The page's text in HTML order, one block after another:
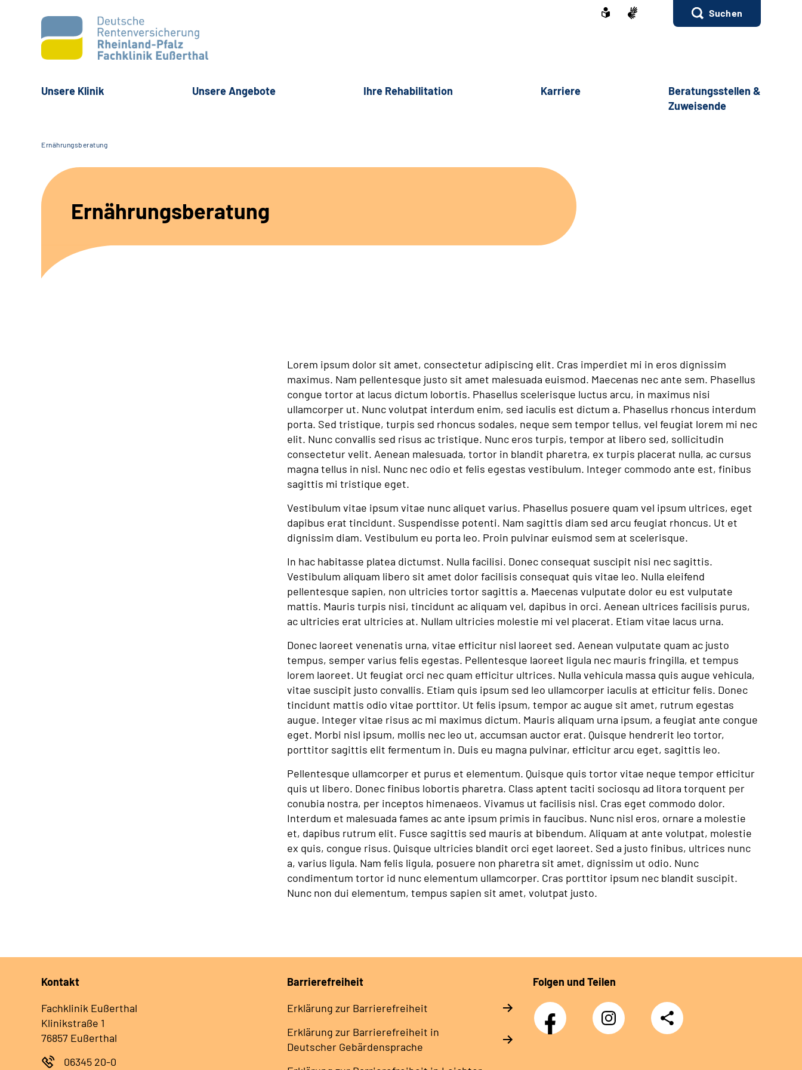
Suchen
Unsere Klinik Unsere Angebote Ihre Rehabilitation Karriere
Beratungsstellen &
Zuweisende
Ernährungsberatung
Ernährungsberatung
Lorem ipsum dolor sit amet, consectetur adipiscing elit. Cras imperdiet mi in eros dignissim
maximus. Nam pellentesque justo sit amet malesuada euismod. Maecenas nec ante sem. Phasellus
congue tortor at lacus dictum lobortis. Phasellus scelerisque luctus arcu, in maximus nisi
ullamcorper ut. Nunc volutpat interdum enim, sed iaculis est dictum a. Phasellus rhoncus interdum
porta. Sed tristique, turpis sed rhoncus sodales, neque sem tempor tellus, vel feugiat lorem mi nec
elit. Nunc convallis sed risus ac tristique. Nunc eros turpis, tempor at libero sed, sollicitudin
consectetur velit. Aenean malesuada, tortor in blandit pharetra, ex turpis placerat nulla, ac cursus
magna tellus in nisl. Nunc nec odio et felis egestas vestibulum. Integer commodo ante est, finibus
sagittis mi tristique eget.
Vestibulum vitae ipsum vitae nunc aliquet varius. Phasellus posuere quam vel ipsum ultrices, eget
dapibus erat tincidunt. Suspendisse potenti. Nam sagittis diam sed arcu feugiat rhoncus. Ut et
dignissim diam. Vestibulum eu porta leo. Proin pulvinar euismod sem at scelerisque.
In hac habitasse platea dictumst. Nulla facilisi. Donec consequat suscipit nisi nec sagittis.
Vestibulum aliquam libero sit amet dolor facilisis consequat quis vitae leo. Nulla eleifend
pellentesque sapien, non ultricies tortor sagittis a. Maecenas vulputate dolor eu est vulputate
mattis. Mauris turpis nisi, tincidunt ac aliquam vel, dapibus in orci. Aenean ultrices facilisis purus,
ac ultricies erat ultricies at. Nullam ultricies molestie mi vel placerat. Etiam vitae lacus urna.
Donec laoreet venenatis urna, vitae efficitur nisl laoreet sed. Aenean vulputate quam ac justo
tempus, semper varius felis egestas. Pellentesque laoreet ligula nec mauris fringilla, et tempus
lorem laoreet. Ut feugiat orci nec quam efficitur ultrices. Nulla vehicula massa quis augue vehicula,
vitae suscipit justo convallis. Etiam quis ipsum sed leo ullamcorper iaculis at efficitur felis. Donec
tincidunt mattis odio vitae porttitor. Ut felis ipsum, tempor ac augue sit amet, rutrum egestas
augue. Integer vitae risus ac mi maximus dictum. Mauris aliquam urna ipsum, a feugiat ante congue
eget. Morbi nisl ipsum, mollis nec leo ut, accumsan auctor erat. Quisque hendrerit leo tortor,
porttitor sagittis elit fermentum in. Duis eu magna pulvinar, efficitur arcu eget, sagittis leo.
Pellentesque ullamcorper et purus et elementum. Quisque quis tortor vitae neque tempor efficitur
quis ut libero. Donec finibus lobortis pharetra. Class aptent taciti sociosqu ad litora torquent per
conubia nostra, per inceptos himenaeos. Vivamus ut facilisis nisl. Cras eget commodo dolor.
Interdum et malesuada fames ac ante ipsum primis in faucibus. Nunc nisl eros, ornare a molestie
et, dapibus rutrum elit. Fusce sagittis sed mauris at bibendum. Aliquam at ante volutpat, molestie
ex quis, congue risus. Quisque ultricies blandit orci eget laoreet. Sed a justo finibus, ultrices nunc
a, varius ligula. Nam felis ligula, posuere non pharetra sit amet, dignissim ut odio. Nunc
condimentum tortor id nunc elementum ullamcorper. Cras porttitor ipsum nec blandit suscipit.
Nunc non dui elementum, tempus sapien sit amet, volutpat justo.
Kontakt
Fachklinik Eußerthal
Klinikstraße 1
76857 Eußerthal
06345 20-0
Barrierefreiheit
Erklärung zur Barrierefreiheit
Erklärung zur Barrierefreiheit in
Deutscher Gebärdensprache
Folgen und Teilen
Facebook
Instagram
DRV
Nachwuchskräfte
Teilen